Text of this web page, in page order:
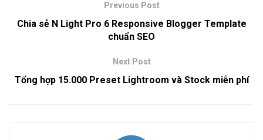
Previous Post
Chia sẻ N Light Pro 6 Responsive Blogger Template
chuẩn SEO
Next Post
Tổng hợp 15.000 Preset Lightroom và Stock miễn phí